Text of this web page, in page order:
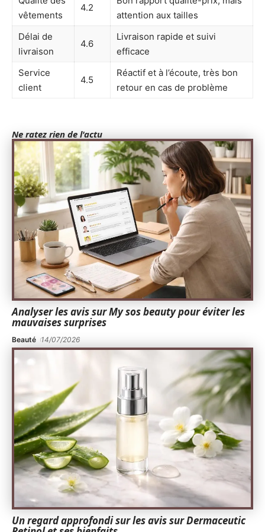
vêtements
4.2
attention aux tailles
Délai de
livraison
4.6
Livraison rapide et suivi
efficace
Service
client
4.5
Réactif et à l’écoute, très bon
retour en cas de problème
Ne ratez rien de l'actu
Analyser les avis sur My sos beauty pour éviter les
mauvaises surprises
Beauté 14/07/2026
Un regard approfondi sur les avis sur Dermaceutic